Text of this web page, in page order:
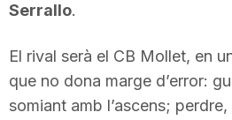
Serrallo.
El rival serà el CB Mollet, en
que no dona marge d’error:
somiant amb l’ascens;